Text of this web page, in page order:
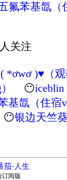
氟苯基氙（
关注
( *ơwơ )♥（
😶iceblin
基氙（住宿
银边天竺
茄·人生
订阅版